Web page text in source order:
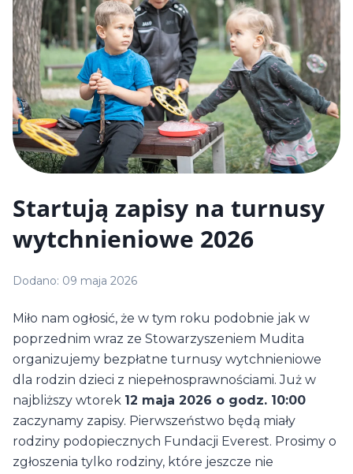
Startują zapisy na turnusy
wytchnieniowe 2026
Dodano: 09 maja 2026
Miło nam ogłosić, że w tym roku podobnie jak w
poprzednim wraz ze Stowarzyszeniem Mudita
organizujemy bezpłatne turnusy wytchnieniowe
dla rodzin dzieci z niepełnosprawnościami. Już w
najbliższy wtorek 12 maja 2026 o godz. 10:00
zaczynamy zapisy. Pierwszeństwo będą miały
rodziny podopiecznych Fundacji Everest. Prosimy o
zgłoszenia tylko rodziny, które jeszcze nie